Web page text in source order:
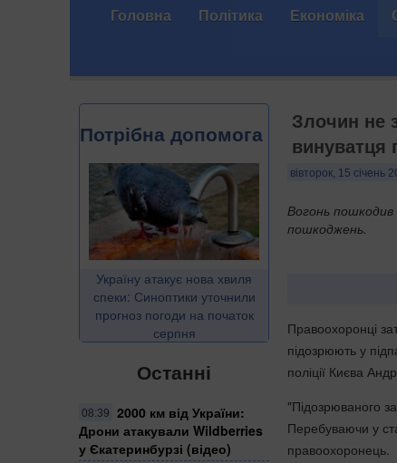
Головна Політика Економіка
Потрібна допомога
Україну атакує нова хвиля
спеки: Синоптики уточнили
прогноз погоди на початок
серпня
Останні
08:39
2000 км від України:
Дрони атакували Wildberries
у Єкатеринбурзі (відео)
Злочин не
винуватця
вівторок, 15 січень
Вогонь пошкодив
пошкоджень.
Правоохоронці
підозрюють у
поліції Києва
"Підозрюваного
Перебуваючи у
правоохоронець.